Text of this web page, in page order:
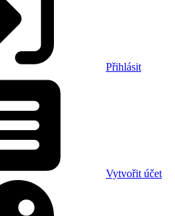
Přihlásit
Vytvořit účet